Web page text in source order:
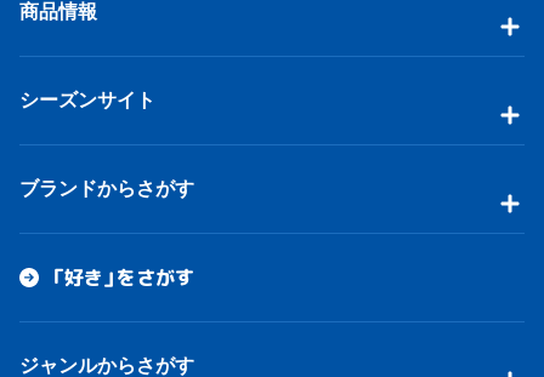
商品情報
シーズンサイト
ブランドからさがす
「好き」をさがす
ジャンルからさがす